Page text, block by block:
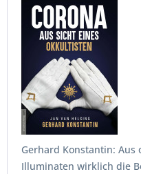
Gerhard Konstantin: Aus
Illuminaten wirklich die